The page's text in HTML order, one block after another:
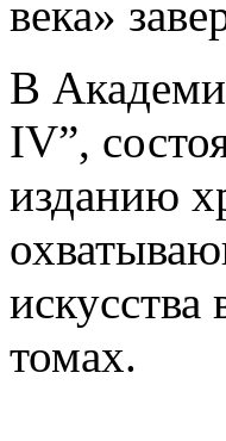
века»
В
IV”,
изданию
томах.